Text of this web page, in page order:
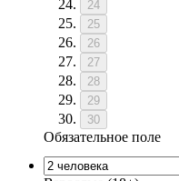
24
25
26
27
28
29
30
Обязательное поле